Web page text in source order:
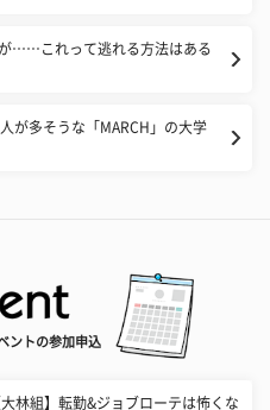
……これって逃れる方法はある
が多そうな「MARCH」の大学
ントの参加申込
大林組】転勤&ジョブローテは怖くな